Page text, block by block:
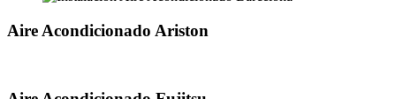
Aire Acondicionado Ariston